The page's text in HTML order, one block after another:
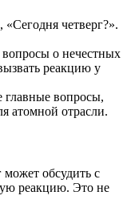
«Сегодня четверг?».
о нечестных
реакцию у
вопросы,
атомной отрасли.
обсудить с
реакцию. Это не